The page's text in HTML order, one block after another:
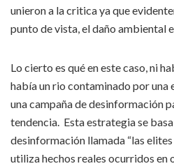
unieron a la critica ya que
punto de vista, el daño ambiental
Lo cierto es qué en este caso, ni
había un rio contaminado por una
una campaña de desinformación
tendencia. Esta estrategia se
desinformación llamada “las
utiliza hechos reales ocurridos en